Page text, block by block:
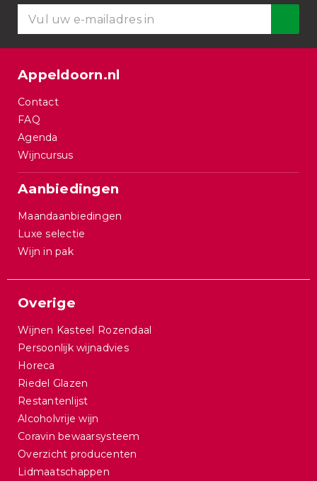
Appeldoorn.nl
Contact
FAQ
Agenda
Wijncursus
Aanbiedingen
Maandaanbiedingen
Luxe selectie
Wijn in pak
Overige
Wijnen Kasteel Rozendaal
Persoonlijk wijnadvies
Horeca
Riedel Glazen
Restantenlijst
Alcoholvrije wijn
Coravin bewaarsysteem
Overzicht producenten
Lidmaatschappen